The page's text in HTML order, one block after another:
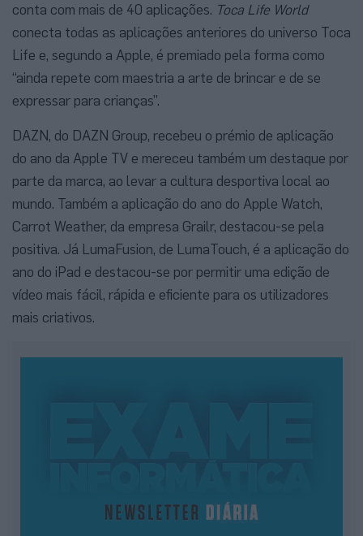
conta com mais de 40 aplicações. Toca Life World
conecta todas as aplicações anteriores do universo Toca
Life e, segundo a Apple, é premiado pela forma como
“ainda repete com maestria a arte de brincar e de se
expressar para crianças”.
DAZN, do DAZN Group, recebeu o prémio de aplicação
do ano da Apple TV e mereceu também um destaque por
parte da marca, ao levar a cultura desportiva local ao
mundo. Também a aplicação do ano do Apple Watch,
Carrot Weather, da empresa Grailr, destacou-se pela
positiva. Já LumaFusion, de LumaTouch, é a aplicação do
ano do iPad e destacou-se por permitir uma edição de
vídeo mais fácil, rápida e eficiente para os utilizadores
mais criativos.